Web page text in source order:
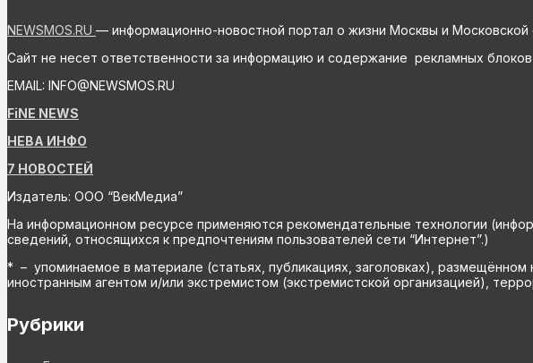
NEWSMOS.RU — информационно-новостной портал о жизни Москвы и Московской
Сайт не несет ответственности за информацию и содержание рекламных
EMAIL: INFO@NEWSMOS.RU
FiNE NEWS
НЕВА ИНФО
7 НОВОСТЕЙ
Издатель: ООО “ВекМедиа”
На информационном ресурсе применяются рекомендательные технологии
сведений, относящихся к предпочтениям пользователей сети “Интернет”.)
* – упоминаемое в материале (статьях, публикациях, заголовках),
иностранным агентом и/или экстремистом (экстремистской организацией),
Рубрики